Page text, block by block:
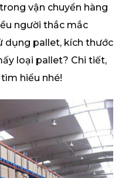
trong vận chuyển hàng
người thắc mắc
dụng pallet, kích thước
loại pallet? Chi tiết,
tìm hiểu nhé!